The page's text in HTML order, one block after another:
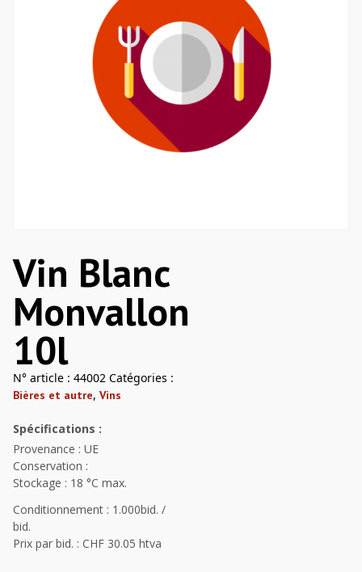
Vin Blanc
Monvallon
10l
N° article : 44002 Catégories :
Bières et autre, Vins
Spécifications :
Provenance : UE
Conservation :
Stockage : 18 °C max.
Conditionnement : 1.000bid. /
bid.
Prix par bid. : CHF 30.05 htva